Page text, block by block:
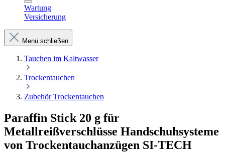
Wartung
Versicherung
Menü schließen
Tauchen im Kaltwasser
Trockentauchen
Zubehör Trockentauchen
Paraffin Stick 20 g für
Metallreißverschlüsse Handschuhsysteme
von Trockentauchanzügen SI-TECH